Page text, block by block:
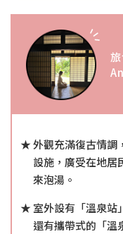
外觀充滿復古情調
設施，廣受在地居
來泡湯。
室外設有「溫泉站
還有攜帶式的「溫